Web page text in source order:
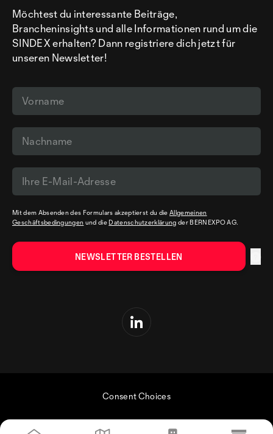
Möchtest du interessante Beiträge,
Brancheninsights und alle Informationen rund um die
SINDEX erhalten? Dann registriere dich jetzt für
unseren Newsletter!
Mit dem Absenden des Formulars akzeptierst du dieAllgemeinen
Geschäftsbedingungen und die Datenschutzerklärung der BERNEXPO AG.
Consent Choices